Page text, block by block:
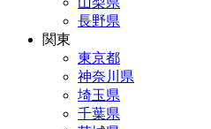
長野県
関東
東京都
神奈川県
埼玉県
千葉県